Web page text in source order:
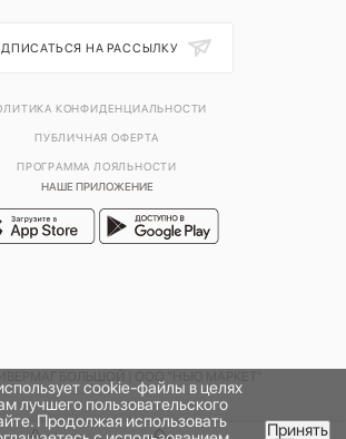
НАШЕ ПРИЛОЖЕНИЕ
НА РАССЫЛКУ
КОНФИДЕНЦИАЛЬНОСТИ
ПУБЛИЧНАЯ ОФЕРТА
ПРОГРАММА ЛОЯЛЬНОСТИ
cookie-файлы в целях
лучшего пользовательского
Продолжая использовать
Принять